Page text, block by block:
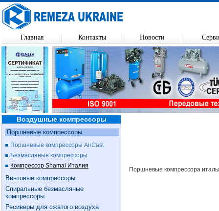
Воздушные компрессоры
Поршневые компрессоры
Поршневые компрессоры AirCast
Безмасляные компрессоры
Компрессор Shamal Италия
Винтовые компрессоры
Спиральные безмасляные
компрессоры
Ресиверы для сжатого воздуха
Поршневые компрессора
Главная Контакты Новости